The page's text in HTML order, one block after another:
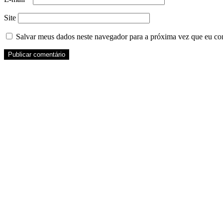
Site
Salvar meus dados neste navegador para a próxima vez que eu